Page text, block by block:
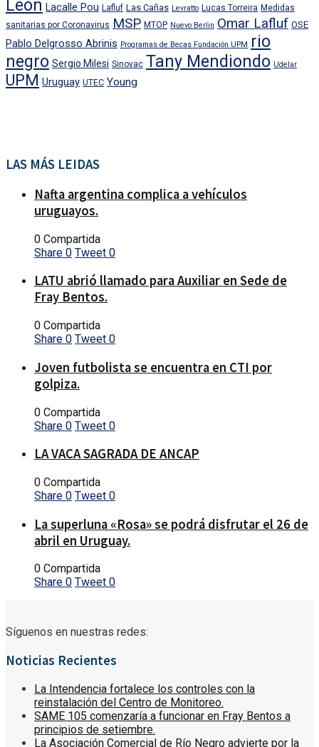
León Lacalle Pou Lafluf Las Cañas Levratto Lucas Torreira Medidas
sanitarias por Coronavirus MSP MTOP Nuevo Berlin Omar Lafluf OSE
Pablo Delgrosso Abrinis Programas de Becas Fundación UPM rio
negro Sergio Milesi Sinovac Tany Mendiondo Udelar
UPM Uruguay UTEC Young
LAS MÁS LEIDAS
Nafta argentina complica a vehículos
uruguayos.
0 Compartida
Share 0 Tweet 0
LATU abrió llamado para Auxiliar en Sede de
Fray Bentos.
0 Compartida
Share 0 Tweet 0
Joven futbolista se encuentra en CTI por
golpiza.
0 Compartida
Share 0 Tweet 0
LA VACA SAGRADA DE ANCAP
0 Compartida
Share 0 Tweet 0
La superluna «Rosa» se podrá disfrutar el 26 de
abril en Uruguay.
0 Compartida
Share 0 Tweet 0
Síguenos en nuestras redes:
Noticias Recientes
La Intendencia fortalece los controles con la
reinstalación del Centro de Monitoreo.
SAME 105 comenzaría a funcionar en Fray Bentos a
principios de setiembre.
La Asociación Comercial de Río Negro advierte por la